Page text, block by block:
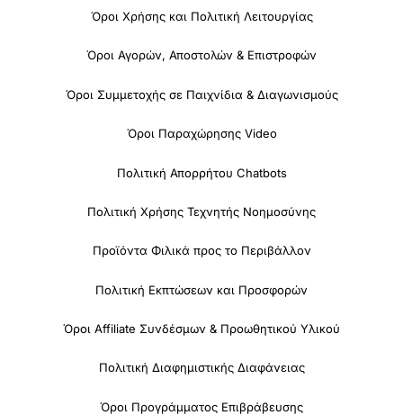
Όροι Χρήσης και Πολιτική Λειτουργίας
Όροι Αγορών, Αποστολών & Επιστροφών
Όροι Συμμετοχής σε Παιχνίδια & Διαγωνισμούς
Όροι Παραχώρησης Video
Πολιτική Απορρήτου Chatbots
Πολιτική Χρήσης Τεχνητής Νοημοσύνης
Προϊόντα Φιλικά προς το Περιβάλλον
Πολιτική Εκπτώσεων και Προσφορών
Όροι Affiliate Συνδέσμων & Προωθητικού Υλικού
Πολιτική Διαφημιστικής Διαφάνειας
Όροι Προγράμματος Επιβράβευσης